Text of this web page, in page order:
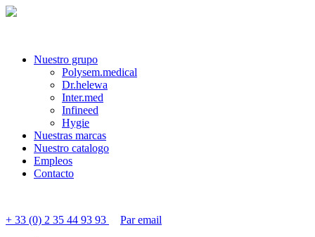
Nuestro grupo
Polysem.medical
Dr.helewa
Inter.med
Infineed
Hygie
Nuestras marcas
Nuestro catalogo
Empleos
Contacto
+ 33 (0) 2 35 44 93 93
Par email